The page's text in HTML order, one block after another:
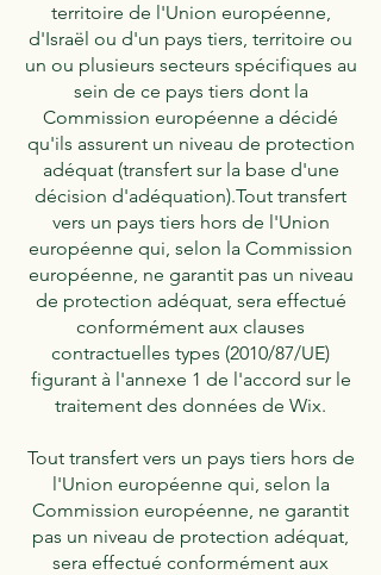
territoire de l'Union européenne,
d'Israël ou d'un pays tiers, territoire ou
un ou plusieurs secteurs spécifiques au
sein de ce pays tiers dont la
Commission européenne a décidé
qu'ils assurent un niveau de protection
adéquat (transfert sur la base d'une
décision d'adéquation).Tout transfert
vers un pays tiers hors de l'Union
européenne qui, selon la Commission
européenne, ne garantit pas un niveau
de protection adéquat, sera effectué
conformément aux clauses
contractuelles types (2010/87/UE)
figurant à l'annexe 1 de l'accord sur le
traitement des données de Wix.
Tout transfert vers un pays tiers hors de
l'Union européenne qui, selon la
Commission européenne, ne garantit
pas un niveau de protection adéquat,
sera effectué conformément aux